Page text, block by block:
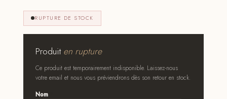
RUPTURE DE STOCK
Produiten rupture
Ce produit est temporairement indisponible. Laissez-nous
votre email et nous vous préviendrons dès son retour en stock.
Nom